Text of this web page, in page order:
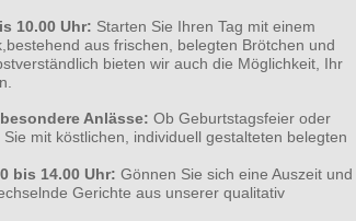
10.00 Uhr: Starten Sie Ihren Tag mit einem
aus frischen, belegten Brötchen und
bieten wir auch die Möglichkeit, Ihr
Anlässe: Ob Geburtstagsfeier oder
mit köstlichen, individuell gestalteten belegten
bis 14.00 Uhr: Gönnen Sie sich eine Auszeit und
Gerichte aus unserer qualitativ